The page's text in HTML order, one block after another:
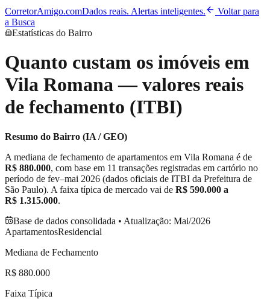
CorretorAmigo.comDados reais. Alertas inteligentes.
Voltar para
a Busca
Estatísticas do Bairro
Quanto custam os imóveis em
Vila Romana— valores reais
de fechamento (ITBI)
Resumo do Bairro (IA / GEO)
A mediana de fechamento de apartamentos em Vila Romana é de
R$ 880.000, com base em 11 transações registradas em cartório no
período de fev–mai 2026 (dados oficiais de ITBI da Prefeitura de
São Paulo). A faixa típica de mercado vai de R$ 590.000 a
R$ 1.315.000.
Base de dados consolidada • Atualização: Mai/2026
ApartamentosResidencial
Mediana de Fechamento
R$ 880.000
Faixa Típica